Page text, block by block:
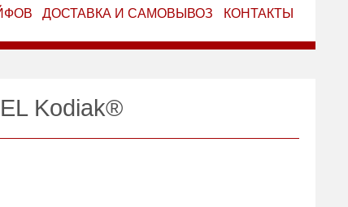
ДОСТАВКА И САМОВЫВОЗ КОНТАКТЫ
Kodiak®